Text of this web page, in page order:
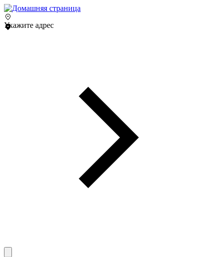
Укажите адрес